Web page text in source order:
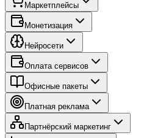
Маркетплейсы
Монетизация
Нейросети
Оплата сервисов
Офисные пакеты
Платная реклама
Партнёрский маркетинг